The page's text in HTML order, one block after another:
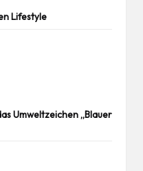
Lifestyle
Umweltzeichen „Blauer